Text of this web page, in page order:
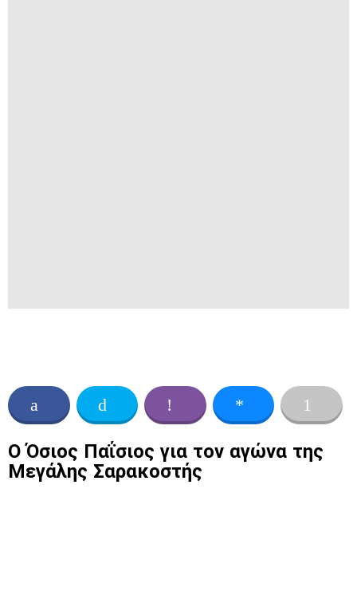
Ο Όσιος Παΐσιος για τον αγώνα της
Μεγάλης Σαρακοστής